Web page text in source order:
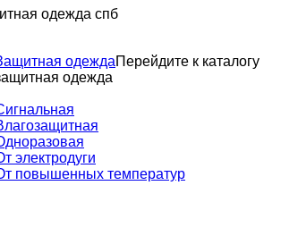
одеждаПерейдите к каталогу
одежда
электродуги
повышенных температур